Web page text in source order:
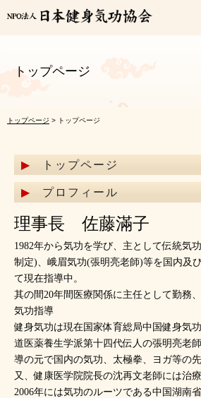
トップページ
トップページ > トップページ
トップページ
プロフィール
理事長 佐藤滿子
1982年から気功を学び、主として伝統気
制定)、峨眉気功(張明亮老師)等を国内及
て現在指導中。
其の間20年間医療関係に主任として勤務
気功指導
健身気功は現在国家体育総局中国健身気
道医薬養生学派第十四代伝人の張明亮老
導の元で国内の気功、太極拳、ヨガ等の
又、健康医学院院長の沈再文老師には治
2006年には気功のルーツである中国湖南